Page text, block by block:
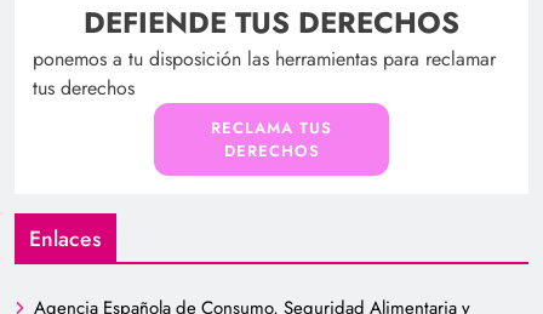
DEFIENDE TUS DERECHOS
ponemos a tu disposición las herramientas para reclamar
tus derechos
RECLAMA TUS
DERECHOS
Enlaces
Agencia Española de Consumo, Seguridad Alimentaria y